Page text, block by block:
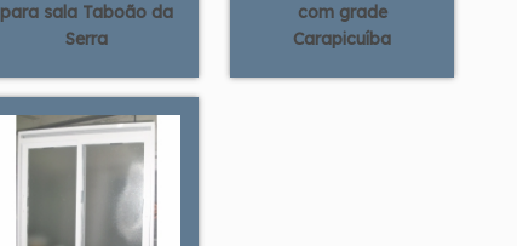
para sala Taboão da
Serra
com grade
Carapicuíba